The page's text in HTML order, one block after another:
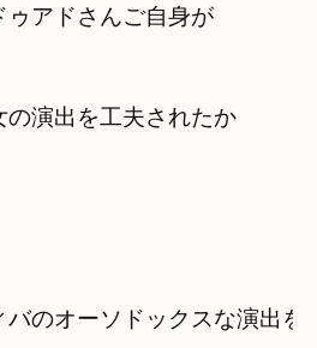
の演出を工夫されたか
のオーソドックスな演出を